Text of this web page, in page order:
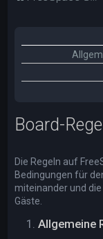
Board-
Die Regeln auf
Bedingungen für
miteinander und
Gäste.
Allgemeine